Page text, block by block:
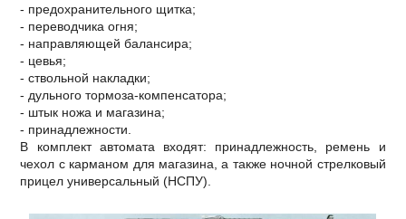
- предохранительного щитка;
- переводчика огня;
- направляющей балансира;
- цевья;
- ствольной накладки;
- дульного тормоза-компенсатора;
- штык ножа и магазина;
- принадлежности.
В комплект автомата входят: принадлежность, ремень и
чехол с карманом для магазина, а также ночной стрелковый
прицел универсальный (НСПУ).